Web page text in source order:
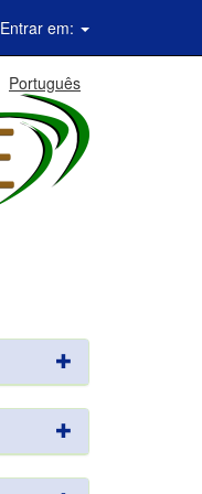
Entrar em:
Português